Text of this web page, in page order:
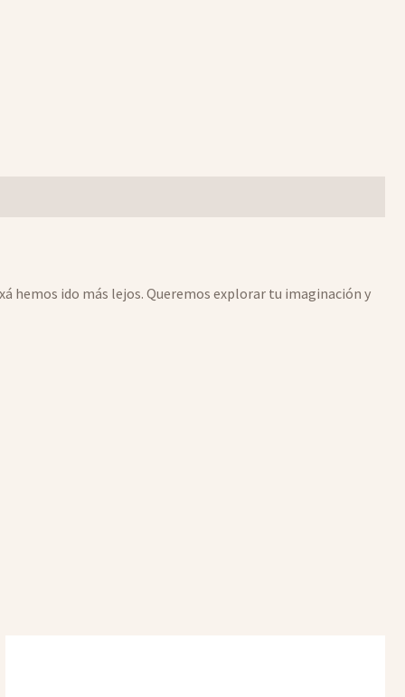
hemos ido más lejos. Queremos explorar tu imaginación y